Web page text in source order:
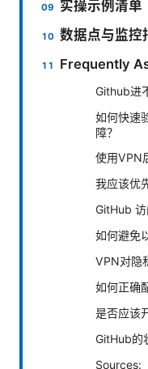
实操示例清单
数据点与监控
Frequently
Github进
如何快速
障？
使用VPN
我应该优
GitHub 访
如何避免
VPN对隐
如何正确
是否应该
GitHub的
Sources: